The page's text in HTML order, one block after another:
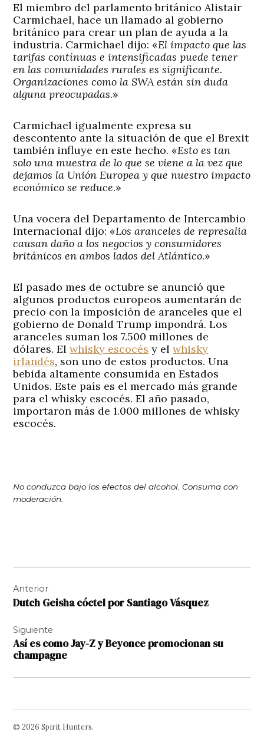
El miembro del parlamento británico Alistair
Carmichael, hace un llamado al gobierno
británico para crear un plan de ayuda a la
industria. Carmichael dijo: «El impacto que las
tarifas contínuas e intensificadas puede tener
en las comunidades rurales es significante.
Organizaciones como la SWA están sin duda
alguna preocupadas.»
Carmichael igualmente expresa su
descontento ante la situación de que el Brexit
también influye en este hecho. «Esto es tan
solo una muestra de lo que se viene a la vez que
dejamos la Unión Europea y que nuestro impacto
económico se reduce.»
Una vocera del Departamento de Intercambio
Internacional dijo: «Los aranceles de represalia
causan daño a los negocios y consumidores
británicos en ambos lados del Atlántico.»
El pasado mes de octubre se anunció que
algunos productos europeos aumentarán de
precio con la imposición de aranceles que el
gobierno de Donald Trump impondrá. Los
aranceles suman los 7.500 millones de
dólares. Elwhisky escocés y elwhisky
irlandés, son uno de estos productos. Una
bebida altamente consumida en Estados
Unidos. Este país es el mercado más grande
para el whisky escocés. El año pasado,
importaron más de 1.000 millones de whisky
escocés.
No conduzca bajo los efectos del alcohol. Consuma con
moderación.
de
entradas
Anterior
Dutch Geisha cóctel por Santiago Vásquez
Siguiente
Así es como Jay-Z y Beyonce promocionan su
champagne
© 2026 Spirit Hunters.